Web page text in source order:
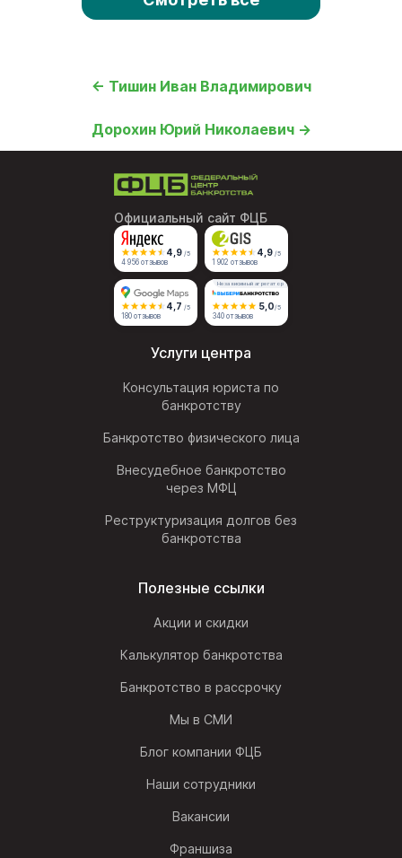
← Тишин Иван Владимирович
Дорохин Юрий Николаевич →
Официальный сайт ФЦБ
4,9 /5
4 956 отзывов
4,9 /5
1 902 отзывов
4,7 /5
180 отзывов
Независимый агрегатор
5,0/5
340 отзывов
Услуги центра
Консультация юриста по
банкротству
Банкротство физического лица
Внесудебное банкротство
через МФЦ
Реструктуризация долгов без
банкротства
Полезные ссылки
Акции и скидки
Калькулятор банкротства
Банкротство в рассрочку
Мы в СМИ
Блог компании ФЦБ
Наши сотрудники
Вакансии
Франшиза